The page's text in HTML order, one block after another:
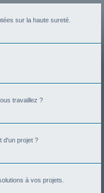
sur la haute sureté.
travaillez ?
d'un projet ?
à vos projets.